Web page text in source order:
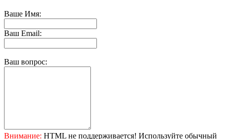
Ваше Имя:
Ваш Email:
Ваш вопрос:
Внимание: HTML не поддерживается! Используйте обычный